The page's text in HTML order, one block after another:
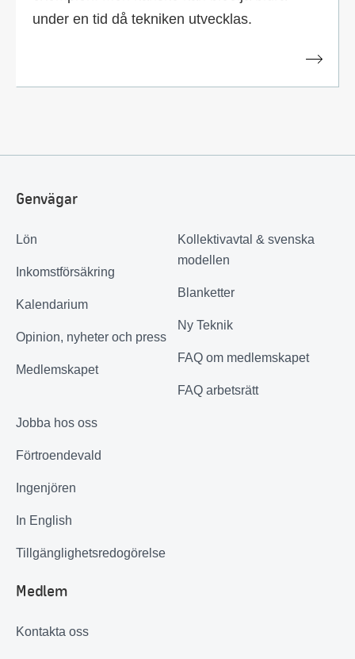
under en tid då tekniken utvecklas.
Genvägar
Lön
Inkomstförsäkring
Kalendarium
Opinion, nyheter och press
Medlemskapet
Kollektivavtal & svenska
modellen
Blanketter
Ny Teknik
FAQ om medlemskapet
FAQ arbetsrätt
Jobba hos oss
Förtroendevald
Ingenjören
In English
Tillgänglighetsredogörelse
Medlem
Kontakta oss